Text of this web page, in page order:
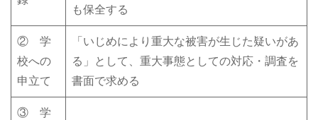
も保全する
② 学
校への
申立て
「いじめにより重大な被害が生じた疑いがあ
る」として、重大事態としての対応・調査を
書面で求める
③ 学